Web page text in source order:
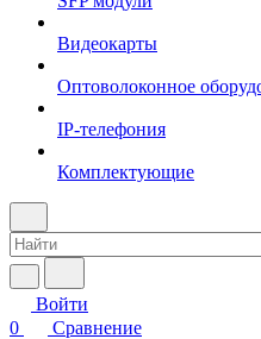
Видеокарты
Оптоволоконное
IP-телефония
Комплектующие
Войти
0
Сравнение